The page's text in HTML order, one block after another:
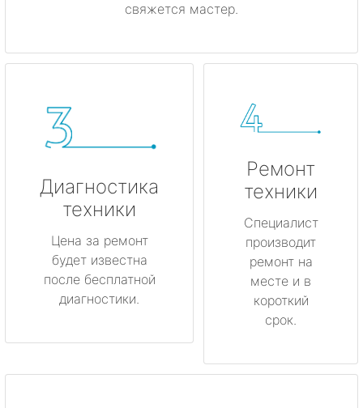
свяжется мастер.
Диагностика
техники
Цена за ремонт
будет известна
после бесплатной
диагностики.
Ремонт
техники
Специалист
производит
ремонт на
месте и в
короткий
срок.